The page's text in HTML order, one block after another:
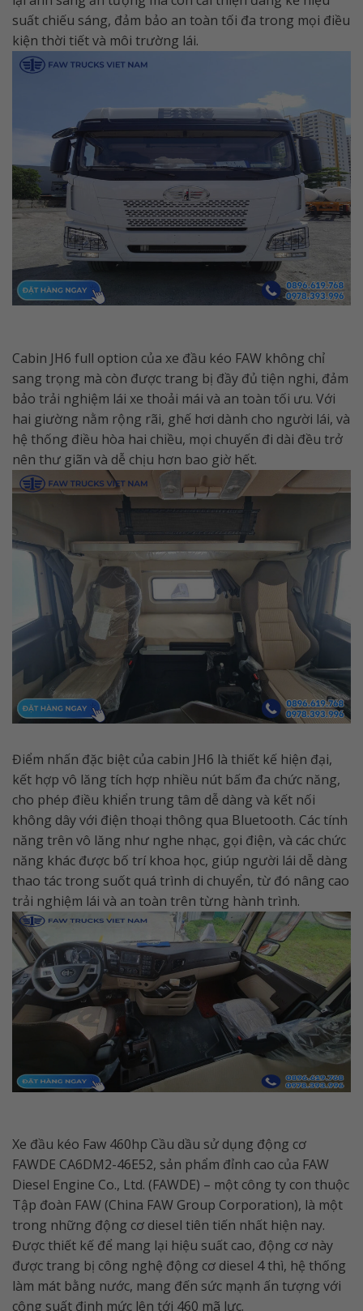
suất chiếu sáng, đảm bảo an toàn tối đa trong mọi điều
kiện thời tiết và môi trường lái.
Cabin JH6 full option của xe đầu kéo FAW không chỉ
sang trọng mà còn được trang bị đầy đủ tiện nghi, đảm
bảo trải nghiệm lái xe thoải mái và an toàn tối ưu. Với
hai giường nằm rộng rãi, ghế hơi dành cho người lái, và
hệ thống điều hòa hai chiều, mọi chuyến đi dài đều trở
nên thư giãn và dễ chịu hơn bao giờ hết.
Điểm nhấn đặc biệt của cabin JH6 là thiết kế hiện đại,
kết hợp vô lăng tích hợp nhiều nút bấm đa chức năng,
cho phép điều khiển trung tâm dễ dàng và kết nối
không dây với điện thoại thông qua Bluetooth. Các tính
năng trên vô lăng như nghe nhạc, gọi điện, và các chức
năng khác được bố trí khoa học, giúp người lái dễ dàng
thao tác trong suốt quá trình di chuyển, từ đó nâng cao
trải nghiệm lái và an toàn trên từng hành trình.
Xe đầu kéo Faw 460hp Cầu dầu sử dụng động cơ
FAWDE CA6DM2-46E52, sản phẩm đỉnh cao của FAW
Diesel Engine Co., Ltd. (FAWDE) – một công ty con thuộc
Tập đoàn FAW (China FAW Group Corporation), là một
trong những động cơ diesel tiên tiến nhất hiện nay.
Được thiết kế để mang lại hiệu suất cao, động cơ này
được trang bị công nghệ động cơ diesel 4 thì, hệ thống
làm mát bằng nước, mang đến sức mạnh ấn tượng với
công suất định mức lên tới 460 mã lực.